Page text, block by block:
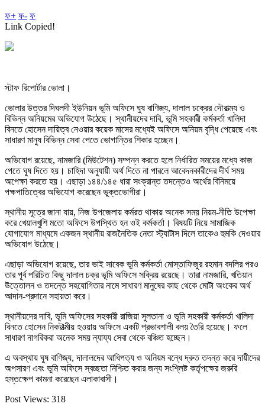
ফ+ ফ- ফ
Link Copied!
স্টাফ রিপোর্টার ভোলা।
ভোলার উত্তর দিঘলদী ইউনিয়ন ভূমি অফিসে ঘুষ বাণিজ্য, দালাল চক্রের দৌরাত্ম্য ও
বিভিন্ন অনিয়মের অভিযোগ উঠেছে। স্থানীয়দের দাবি, ভূমি সহকারী কর্মকর্তা খালিদা
বিনতে হোসেন দায়িত্ব নেওয়ার কয়েক মাসের মধ্যেই অফিসে অনিয়ম বৃদ্ধি পেয়েছে এবং
সাধারণ মানুষ বিভিন্ন সেবা পেতে ভোগান্তির শিকার হচ্ছেন।
অভিযোগ রয়েছে, নামজারি (মিউটেশন) সম্পন্ন করতে হলে নির্ধারিত সময়ের মধ্যে কাজ
পেতে ঘুষ দিতে হয়। চাহিদা অনুযায়ী অর্থ দিতে না পারলে আবেদনকারীদের দীর্ঘ সময়
অপেক্ষা করতে হয়। এছাড়া ১৪৪/১৪৫ ধারা সংক্রান্ত তদন্তেও অর্থের বিনিময়ে
পক্ষপাতিত্বের অভিযোগ করেছেন ভুক্তভোগীরা।
স্থানীয় সূত্রে জানা যায়, নিজ উপজেলায় কর্মরত থাকায় অনেক সময় নিয়ম-নীতি উপেক্ষা
করে খেয়ালখুশি মতো অফিসে উপস্থিত হন ওই কর্মকর্তা। বিষয়টি নিয়ে সামাজিক
যোগাযোগ মাধ্যমে একজন স্থানীয় রাজনৈতিক নেতা স্ট্যাটাস দিলে তাকেও হুমকি দেওয়ার
অভিযোগ উঠেছে।
এছাড়া অভিযোগ রয়েছে, তার ভাই সাবেক ভূমি কর্মকর্তা মোস্তাফিজুর রহমান বদলির পরও
তার পূর্ব পরিচিত কিছু দালাল চক্র ভূমি অফিসে সক্রিয় রয়েছে। তারা নামজারি, খতিয়ান
উত্তোলন ও তদন্তে সহযোগিতার নামে সাধারণ মানুষের কাছ থেকে মোটা অংকের অর্থ
আদান-প্রদানে সহায়তা করে।
স্থানীয়দের দাবি, ভূমি অফিসের সহকারী রাজিয়া সুলতানা ও ভূমি সহকারী কর্মকর্তা খালিদা
বিনতে হোসেন নিকটাত্মীয় হওয়ায় অফিসে একটি প্রভাবশালী বলয় তৈরি হয়েছে। ফলে
সাধারণ নাগরিকরা অনেক সময় ন্যায্য সেবা থেকে বঞ্চিত হচ্ছেন।
এ অবস্থায় ঘুষ বাণিজ্য, দালালদের আধিপত্য ও অনিয়ম বন্ধে দ্রুত তদন্ত করে দায়ীদের
অপসারণ এবং ভূমি অফিসে স্বচ্ছতা নিশ্চিত করার জন্য সংশ্লিষ্ট কর্তৃপক্ষের জরুরি
হস্তক্ষেপ কামনা করেছেন এলাকাবাসী।
Post Views: 318